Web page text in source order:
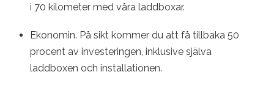
i 70 kilometer med våra laddboxar.
Ekonomin. På sikt kommer du att få tillbaka 50
procent av investeringen, inklusive själva
laddboxen och installationen.